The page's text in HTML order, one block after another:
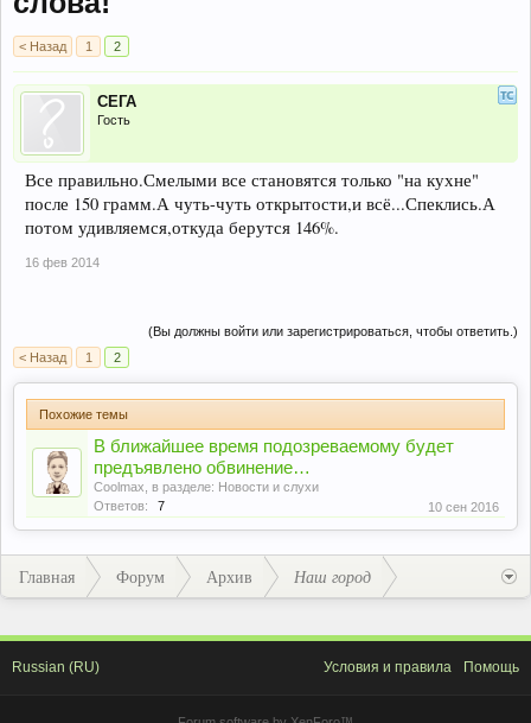
< Назад 1 2
СЕГА
Гость
Все правильно.Смелыми все становятся только "на кухне"
после 150 грамм.А чуть-чуть открытости,и всё...Спеклись.А
потом удивляемся,откуда берутся 146%.
16 фев 2014
(Вы должны войти или зарегистрироваться, чтобы ответить.)
< Назад
1 2
Похожие темы
В ближайшее время подозреваемому будет
предъявлено обвинение…
Coolmax , в разделе: Новости и слухи
Ответов:
7 10 сен 2016
Главная Форум Архив Наш город
Russian (RU) Условия и правила Помощь